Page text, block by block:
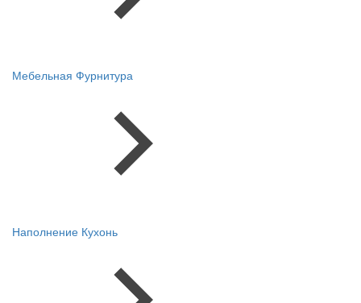
Мебельная Фурнитура
Наполнение Кухонь